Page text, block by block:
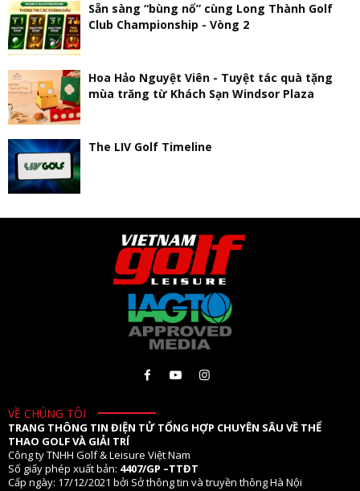
Sẵn sàng “bùng nổ” cùng Long Thành Golf
Club Championship - Vòng 2
Hoa Hảo Nguyệt Viên - Tuyệt tác quà tặng
mùa trăng từ Khách Sạn Windsor Plaza
The LIV Golf Timeline
VỀ CHÚNG TÔI
TRANG THÔNG TIN ĐIỆN TỬ TỔNG HỢP CHUYÊN SÂU VỀ THỂ
THAO GOLF VÀ GIẢI TRÍ
Công ty TNHH Golf & Leisure Việt Nam
Số giấy phép xuất bản: 4407/GP –TTĐT
Cấp ngày: 17/12/2021 bởi Sở thông tin và truyền thông Hà Nội